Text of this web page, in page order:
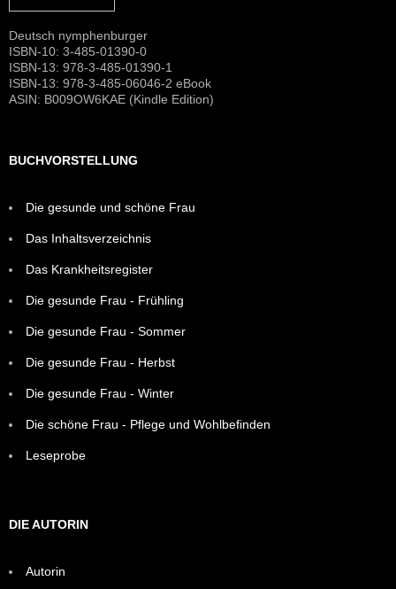
Deutsch nymphenburger
ISBN-10: 3-485-01390-0
ISBN-13: 978-3-485-01390-1
ISBN-13: 978-3-485-06046-2 eBook
ASIN: B009OW6KAE (Kindle Edition)
BUCHVORSTELLUNG
Die gesunde und schöne Frau
Das Inhaltsverzeichnis
Das Krankheitsregister
Die gesunde Frau - Frühling
Die gesunde Frau - Sommer
Die gesunde Frau - Herbst
Die gesunde Frau - Winter
Die schöne Frau - Pflege und Wohlbefinden
Leseprobe
DIE AUTORIN
Autorin